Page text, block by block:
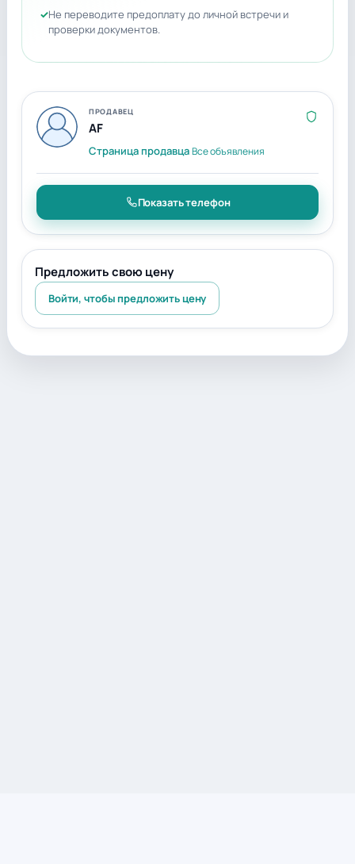
Не переводите предоплату до личной встречи и
проверки документов.
ПРОДАВЕЦ
AF
Страница продавцаВсе объявления
Показать телефон
Предложить свою цену
Войти, чтобы предложить цену